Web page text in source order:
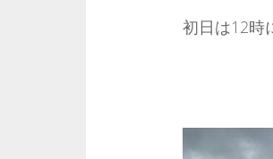
初日は12時